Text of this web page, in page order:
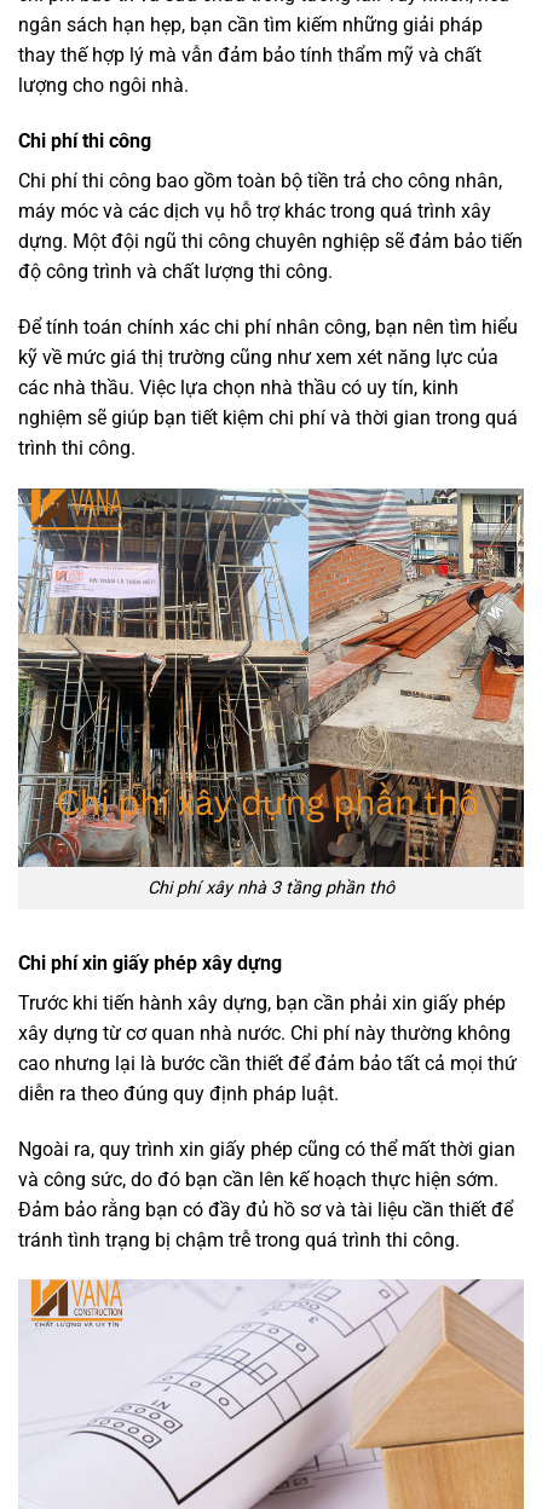
ngân sách hạn hẹp, bạn cần tìm kiếm những giải pháp
thay thế hợp lý mà vẫn đảm bảo tính thẩm mỹ và chất
lượng cho ngôi nhà.
Chi phí thi công
Chi phí thi công bao gồm toàn bộ tiền trả cho công nhân,
máy móc và các dịch vụ hỗ trợ khác trong quá trình xây
dựng. Một đội ngũ thi công chuyên nghiệp sẽ đảm bảo tiến
độ công trình và chất lượng thi công.
Để tính toán chính xác chi phí nhân công, bạn nên tìm hiểu
kỹ về mức giá thị trường cũng như xem xét năng lực của
các nhà thầu. Việc lựa chọn nhà thầu có uy tín, kinh
nghiệm sẽ giúp bạn tiết kiệm chi phí và thời gian trong quá
trình thi công.
Chi phí xây nhà 3 tầng phần thô
Chi phí xin giấy phép xây dựng
Trước khi tiến hành xây dựng, bạn cần phải xin giấy phép
xây dựng từ cơ quan nhà nước. Chi phí này thường không
cao nhưng lại là bước cần thiết để đảm bảo tất cả mọi thứ
diễn ra theo đúng quy định pháp luật.
Ngoài ra, quy trình xin giấy phép cũng có thể mất thời gian
và công sức, do đó bạn cần lên kế hoạch thực hiện sớm.
Đảm bảo rằng bạn có đầy đủ hồ sơ và tài liệu cần thiết để
tránh tình trạng bị chậm trễ trong quá trình thi công.